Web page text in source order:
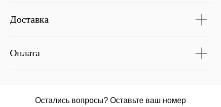
Доставка
Оплата
Остались вопросы? Оставьте ваш номер